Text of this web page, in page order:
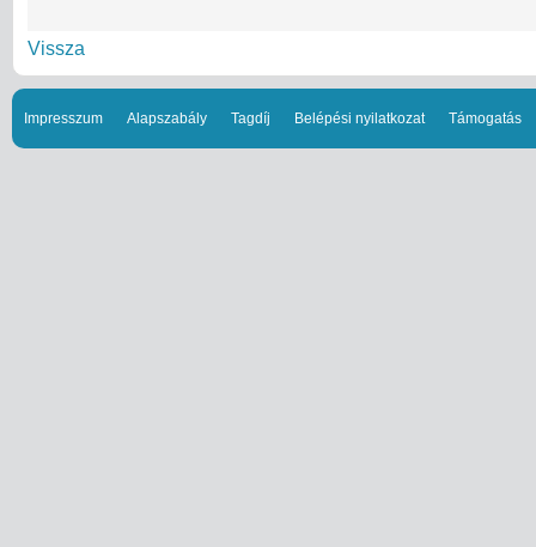
Vissza
Impresszum Alapszabály Tagdíj Belépési nyilatkozat Támogatás